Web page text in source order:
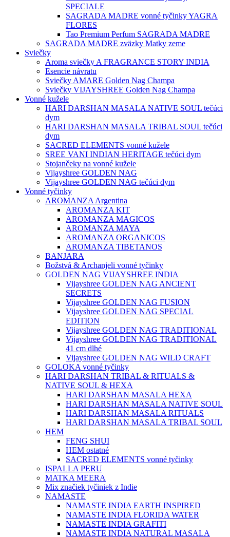
SPECIALE
SAGRADA MADRE vonné tyčinky YAGRA
FLORES
Tao Premium Perfum SAGRADA MADRE
SAGRADA MADRE zväzky Matky zeme
Sviečky
Aroma sviečky A FRAGRANCE STORY INDIA
Esencie návratu
Sviečky AMARE Golden Nag Champa
Sviečky VIJAYSHREE Golden Nag Champa
Vonné kužele
HARI DARSHAN MASALA NATIVE SOUL tečúci
dym
HARI DARSHAN MASALA TRIBAL SOUL tečúci
dym
SACRED ELEMENTS vonné kužele
SREE VANI INDIAN HERITAGE tečúci dym
Stojančeky na vonné kužele
Vijayshree GOLDEN NAG
Vijayshree GOLDEN NAG tečúci dym
Vonné tyčinky
AROMANZA Argentina
AROMANZA KIT
AROMANZA MAGICOS
AROMANZA MAYA
AROMANZA ORGANICOS
AROMANZA TIBETANOS
BANJARA
Božstvá & Archanjeli vonné tyčinky
GOLDEN NAG VIJAYSHREE INDIA
Vijayshree GOLDEN NAG ANCIENT
SECRETS
Vijayshree GOLDEN NAG FUSION
Vijayshree GOLDEN NAG SPECIAL
EDITION
Vijayshree GOLDEN NAG TRADITIONAL
Vijayshree GOLDEN NAG TRADITIONAL
41 cm dlhé
Vijayshree GOLDEN NAG WILD CRAFT
GOLOKA vonné tyčinky
HARI DARSHAN TRIBAL & RITUALS &
NATIVE SOUL & HEXA
HARI DARSHAN MASALA HEXA
HARI DARSHAN MASALA NATIVE SOUL
HARI DARSHAN MASALA RITUALS
HARI DARSHAN MASALA TRIBAL SOUL
HEM
FENG SHUI
HEM ostatné
SACRED ELEMENTS vonné tyčinky
ISPALLA PERU
MATKA MEERA
Mix značiek tyčiniek z Indie
NAMASTE
NAMASTE INDIA EARTH INSPIRED
NAMASTE INDIA FLORIDA WATER
NAMASTE INDIA GRAFITI
NAMASTE INDIA NATURAL MASALA